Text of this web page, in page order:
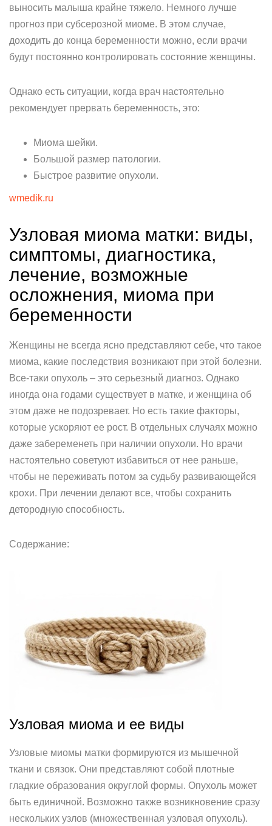
выносить малыша крайне тяжело. Немного лучше
прогноз при субсерозной миоме. В этом случае,
доходить до конца беременности можно, если врачи
будут постоянно контролировать состояние женщины.
Однако есть ситуации, когда врач настоятельно
рекомендует прервать беременность, это:
Миома шейки.
Большой размер патологии.
Быстрое развитие опухоли.
wmedik.ru
Узловая миома матки: виды,
симптомы, диагностика,
лечение, возможные
осложнения, миома при
беременности
Женщины не всегда ясно представляют себе, что такое
миома, какие последствия возникают при этой болезни.
Все-таки опухоль – это серьезный диагноз. Однако
иногда она годами существует в матке, и женщина об
этом даже не подозревает. Но есть такие факторы,
которые ускоряют ее рост. В отдельных случаях можно
даже забеременеть при наличии опухоли. Но врачи
настоятельно советуют избавиться от нее раньше,
чтобы не переживать потом за судьбу развивающейся
крохи. При лечении делают все, чтобы сохранить
детородную способность.
Содержание:
Узловая миома и ее виды
Узловые миомы матки формируются из мышечной
ткани и связок. Они представляют собой плотные
гладкие образования округлой формы. Опухоль может
быть единичной. Возможно также возникновение сразу
нескольких узлов (множественная узловая опухоль).